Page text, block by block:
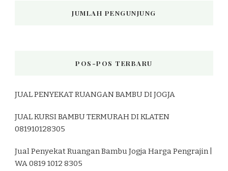
JUMLAH PENGUNJUNG
POS-POS TERBARU
JUAL PENYEKAT RUANGAN BAMBU DI JOGJA
JUAL KURSI BAMBU TERMURAH DI KLATEN
081910128305
Jual Penyekat Ruangan Bambu Jogja Harga Pengrajin |
WA 0819 1012 8305